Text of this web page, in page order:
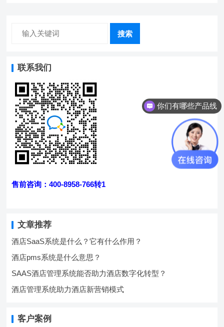
搜索
联系我们
售前咨询：400-8958-766转1
文章推荐
酒店SaaS系统是什么？它有什么作用？
酒店pms系统是什么意思？
SAAS酒店管理系统能否助力酒店数字化转型？
酒店管理系统助力酒店新营销模式
客户案例
你们有哪些产品线